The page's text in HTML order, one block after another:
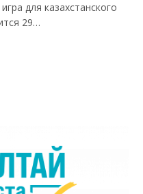
для казахстанского
29…